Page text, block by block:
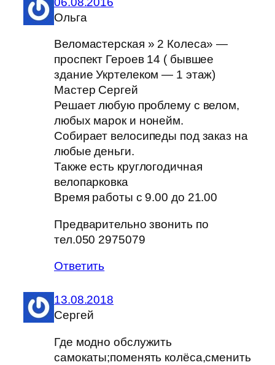
Ольга
Веломастерская » 2 Колеса» —
проспект Героев 14 ( бывшее
здание Укртелеком — 1 этаж)
Мастер Сергей
Решает любую проблему с велом,
любых марок и нонейм.
Собирает велосипеды под заказ на
любые деньги.
Также есть круглогодичная
велопарковка
Время работы с 9.00 до 21.00
Предварительно звонить по
тел.050 2975079
Ответить
13.08.2018
Сергей
Где модно обслужить
самокаты;поменять колёса,сменить